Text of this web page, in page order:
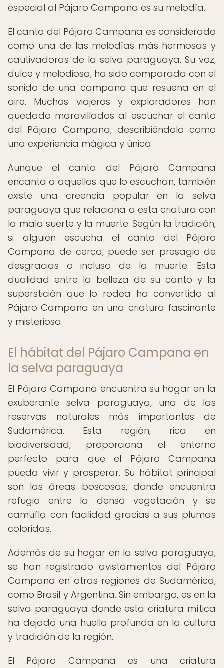
especial al Pájaro Campana es su melodía.
El canto del Pájaro Campana es considerado
como una de las melodías más hermosas y
cautivadoras de la selva paraguaya. Su voz,
dulce y melodiosa, ha sido comparada con el
sonido de una campana que resuena en el
aire. Muchos viajeros y exploradores han
quedado maravillados al escuchar el canto
del Pájaro Campana, describiéndolo como
una experiencia mágica y única.
Aunque el canto del Pájaro Campana
encanta a aquellos que lo escuchan, también
existe una creencia popular en la selva
paraguaya que relaciona a esta criatura con
la mala suerte y la muerte. Según la tradición,
si alguien escucha el canto del Pájaro
Campana de cerca, puede ser presagio de
desgracias o incluso de la muerte. Esta
dualidad entre la belleza de su canto y la
superstición que lo rodea ha convertido al
Pájaro Campana en una criatura fascinante
y misteriosa.
El hábitat del Pájaro Campana en
la selva paraguaya
El Pájaro Campana encuentra su hogar en la
exuberante selva paraguaya, una de las
reservas naturales más importantes de
Sudamérica. Esta región, rica en
biodiversidad, proporciona el entorno
perfecto para que el Pájaro Campana
pueda vivir y prosperar. Su hábitat principal
son las áreas boscosas, donde encuentra
refugio entre la densa vegetación y se
camufla con facilidad gracias a sus plumas
coloridas.
Además de su hogar en la selva paraguaya,
se han registrado avistamientos del Pájaro
Campana en otras regiones de Sudamérica,
como Brasil y Argentina. Sin embargo, es en la
selva paraguaya donde esta criatura mítica
ha dejado una huella profunda en la cultura
y tradición de la región.
El Pájaro Campana es una criatura